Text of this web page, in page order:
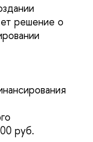
решение о
руб.